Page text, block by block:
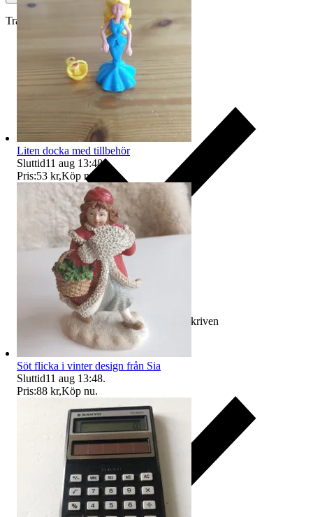
Traderas köparskydd
Ersättning om varan inte är som beskriven
Liten docka med tillbehör
Sluttid11 aug 13:48.
Pris:53 kr,Köp nu
Söt flicka i vinter design från Sia
Sluttid11 aug 13:48.
Pris:88 kr,Köp nu.